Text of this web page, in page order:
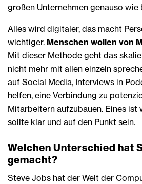
großen Unternehmen genauso wie
Alles wird digitaler, das macht
wichtiger. Menschen wollen von
Mit dieser Methode geht das
nicht mehr mit allen einzeln
auf Social Media, Interviews in
helfen, eine Verbindung zu
Mitarbeitern aufzubauen. Eines ist
sollte klar und auf den Punkt sein.
Welchen Unterschied hat
gemacht?
Steve Jobs hat der Welt der